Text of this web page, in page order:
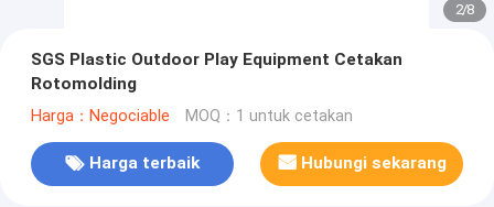
2/8
SGS Plastic Outdoor Play Equipment Cetakan
Rotomolding
Harga：Negociable MOQ：1 untuk cetakan
Harga terbaik Hubungi sekarang